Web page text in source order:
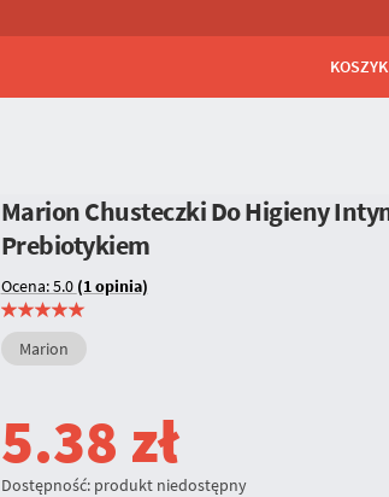
Marion Chusteczki Do Higieny
Prebiotykiem
Ocena: 5.0 (1 opinia)
Marion
5.38 zł
Dostępność: produkt niedostępny